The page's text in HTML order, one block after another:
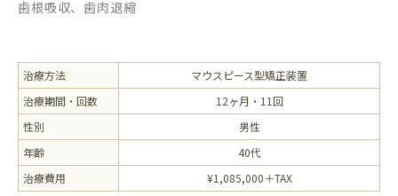
歯根吸収、歯肉退縮
治療方法
マウスピース型矯正装置
治療期間・回数
12ヶ月・11回
性別
男性
年齢
40代
治療費用
¥1,085,000＋TAX